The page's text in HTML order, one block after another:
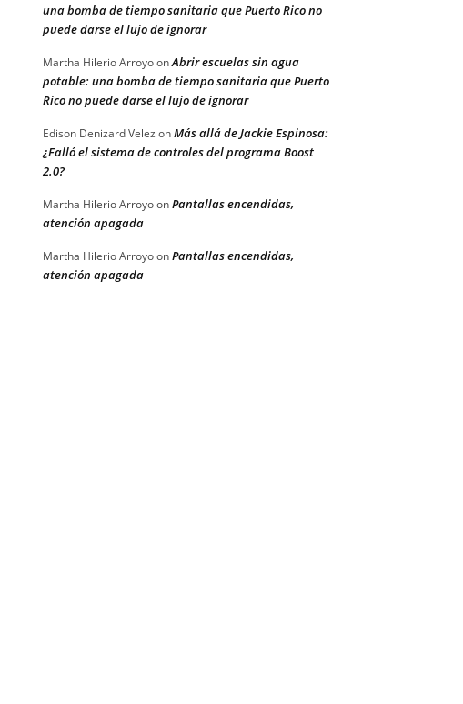
una bomba de tiempo sanitaria que Puerto Rico no
puede darse el lujo de ignorar
Martha Hilerio ArroyoonAbrir escuelas sin agua
potable: una bomba de tiempo sanitaria que Puerto
Rico no puede darse el lujo de ignorar
Edison Denizard Velez onMás allá de Jackie Espinosa:
¿Falló el sistema de controles del programa Boost
2.0?
Martha Hilerio ArroyoonPantallas encendidas,
atención apagada
Martha Hilerio ArroyoonPantallas encendidas,
atención apagada